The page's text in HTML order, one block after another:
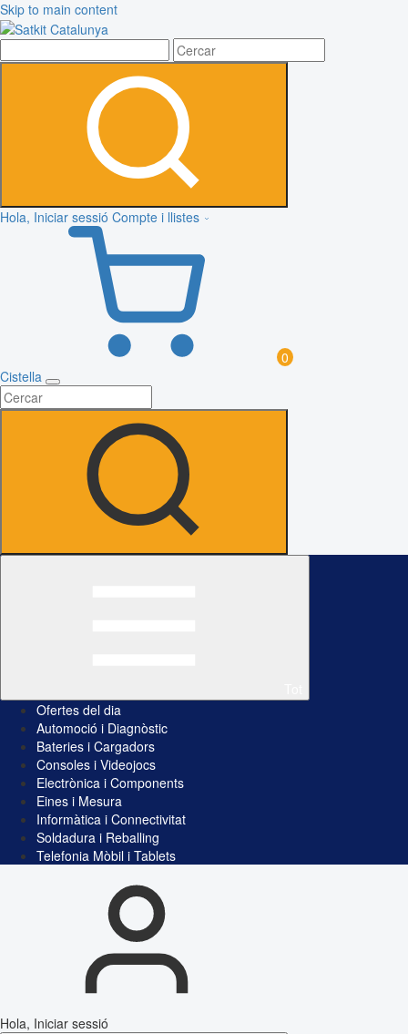
Skip to main content
Hola, Iniciar sessió Compte i llistes
0
Cistella
Ofertes del dia
Automoció i Diagnòstic
Bateries i Cargadors
Consoles i Videojocs
Electrònica i Components
Eines i Mesura
Informàtica i Connectivitat
Soldadura i Reballing
Telefonia Mòbil i Tablets
Hola, Iniciar sessió